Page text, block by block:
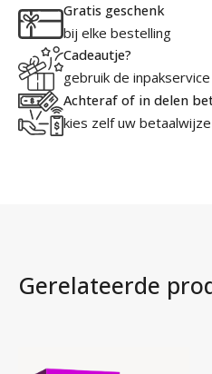
Gratis geschenk
bij elke bestelling
Cadeautje?
gebruik de inpakservice
Achteraf of in delen
kies zelf uw betaalwijze
Gerelateerde